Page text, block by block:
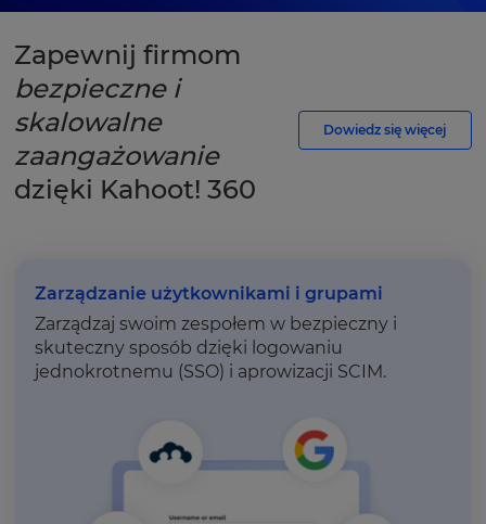
Zapewnij firmom
bezpieczne i
skalowalne
zaangażowanie
dzięki Kahoot! 360
Dowiedz się więcej
Zarządzanie użytkownikami i grupami
Zarządzaj swoim zespołem w bezpieczny i
skuteczny sposób dzięki logowaniu
jednokrotnemu (SSO) i aprowizacji SCIM.